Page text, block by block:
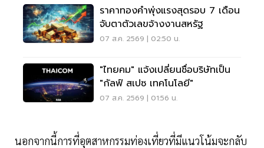
ราคาทองคำพุ่งแรงสุดรอบ 7 เดือน
จับตาตัวเลขจ้างงานสหรัฐ
07 ส.ค. 2569 | 02:50 น.
"ไทยคม" แจ้งเปลี่ยนชื่อบริษัทเป็น
"กัลฟ์ สเปซ เทคโนโลยี"
07 ส.ค. 2569 | 01:56 น.
นอกจากนี้การที่อุตสาหกรรมท่องเที่ยวที่มีแนวโน้มจะกลับ